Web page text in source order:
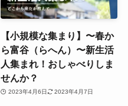
【小規模な集まり】〜春か
ら富谷（らへん）〜新生活
人集まれ！おしゃべりしま
せんか？
2023年4月6日 2023年4月7日